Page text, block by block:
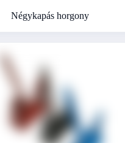
Négykapás horgony